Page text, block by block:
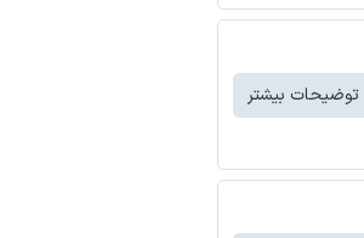
توضیحات بیشتر